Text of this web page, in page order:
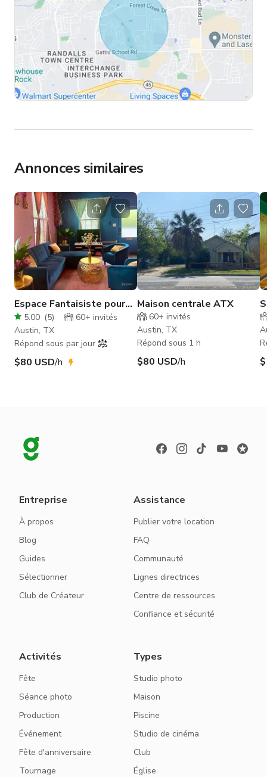
Annonces similaires
Espace Fantaisiste pour
Séances & Événements
Intimes
5.00 (5) 60+ invités
Austin, TX
Répond sous par jour
$80 USD/h
Maison centrale ATX
60+ invités
Austin, TX
Répond sous 1 h
$80 USD/h
Entreprise
À propos
Blog
Guides
Sélectionner
Club de Créateur
Assistance
Publier votre location
FAQ
Communauté
Lignes directrices
Centre de ressources
Confiance et sécurité
Activités
Fête
Séance photo
Production
Événement
Fête d'anniversaire
Tournage
Types
Studio photo
Maison
Piscine
Studio de cinéma
Club
Église